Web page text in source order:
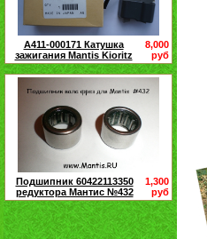
A411-000171 Катушка
зажигания Mantis Kioritz
8,000
руб
Подшипник 60422113350
редуктора Мантис №432
1,300
руб